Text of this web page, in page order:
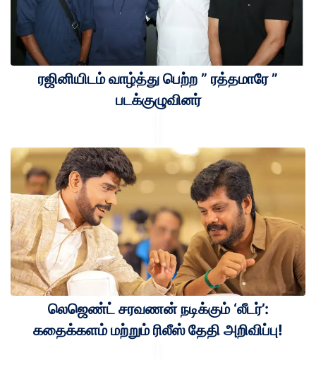
ரஜினியிடம் வாழ்த்து பெற்ற ” ரத்தமாரே ”
படக்குழுவினர்
லெஜெண்ட் சரவணன் நடிக்கும் ‘லீடர்’:
கதைக்களம் மற்றும் ரிலீஸ் தேதி அறிவிப்பு!